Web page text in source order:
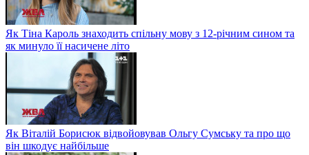
Як Тіна Кароль знаходить спільну мову з 12-річним сином та
як минуло її насичене літо
Як Віталій Борисюк відвойовував Ольгу Сумську та про що
він шкодує найбільше